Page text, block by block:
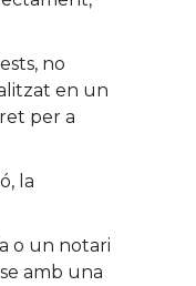
no
en un
per a
la
o un notari
amb una